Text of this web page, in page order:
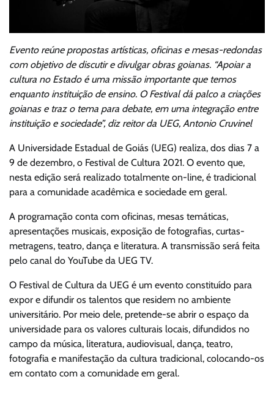
Evento reúne propostas artísticas, oficinas e mesas-redondas
com objetivo de discutir e divulgar obras goianas. “Apoiar a
cultura no Estado é uma missão importante que temos
enquanto instituição de ensino. O Festival dá palco a criações
goianas e traz o tema para debate, em uma integração entre
instituição e sociedade”, diz reitor da UEG, Antonio Cruvinel
A Universidade Estadual de Goiás (UEG) realiza, dos dias 7 a
9 de dezembro, o Festival de Cultura 2021. O evento que,
nesta edição será realizado totalmente on-line, é tradicional
para a comunidade acadêmica e sociedade em geral.
A programação conta com oficinas, mesas temáticas,
apresentações musicais, exposição de fotografias, curtas-
metragens, teatro, dança e literatura. A transmissão será feita
pelo canal do YouTube da UEG TV.
O Festival de Cultura da UEG é um evento constituído para
expor e difundir os talentos que residem no ambiente
universitário. Por meio dele, pretende-se abrir o espaço da
universidade para os valores culturais locais, difundidos no
campo da música, literatura, audiovisual, dança, teatro,
fotografia e manifestação da cultura tradicional, colocando-os
em contato com a comunidade em geral.